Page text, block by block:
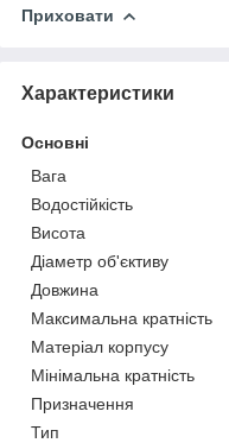
Приховати
Характеристики
Основні
Вага
Водостійкість
Висота
Діаметр об'єктиву
Довжина
Максимальна кратність
Матеріал корпусу
Мінімальна кратність
Призначення
Тип